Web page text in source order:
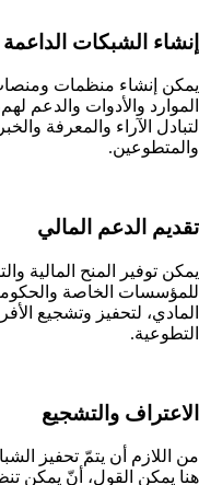
إنشاء الشبكات الداعمة
يمكن إنشاء منظمات ومنصات
الموارد والأدوات والدعم
لتبادل الآراء والمعرفة
والمتطوعين.
تقديم الدعم المالي
يمكن توفير المنح المالية
للمؤسسات الخاصة
المادي، لتحفيز وتشجيع
التطوعية.
الاعتراف والتشجيع
من اللازم أن يتمّ تحفيز
هنا يمكن القول، أنّ يمكن